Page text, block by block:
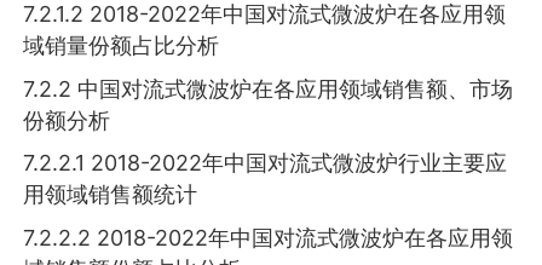
7.2.1.2 2018-2022年中国对流式微波炉在各应用领
域销量份额占比分析
7.2.2 中国对流式微波炉在各应用领域销售额、市场
份额分析
7.2.2.1 2018-2022年中国对流式微波炉行业主要应
用领域销售额统计
7.2.2.2 2018-2022年中国对流式微波炉在各应用领